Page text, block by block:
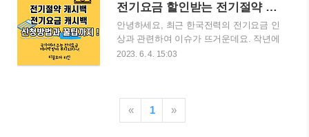
전기요금 할인받는 전기절약 캐시백, 전기요금 캐시백 신청방법 및 꿀팁
안녕하세요, 최근 한국전력의 전기요금 인
상과 관련하여 이슈가 뜨거운데요. 작년에
이어 올해도 전기요금 캐시백을 받을 수
시백을 꼭 받을 수 있는게 좋겠죠? 한국전
력공사에서 시행되는 캐시백 제도이기 때
2023. 6. 4. 15:03
« 1 »